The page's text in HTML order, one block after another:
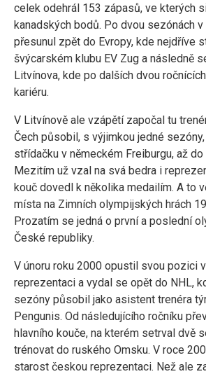
celek odehrál 153 zápasů, ve kterých
kanadských bodů. Po dvou sezónách
přesunul zpět do Evropy, kde nejdříve
švýcarském klubu EV Zug a následně
Litvínova, kde po dalších dvou
kariéru.
V Litvínově ale vzápětí započal tu
Čech působil, s výjimkou jedné
střídačku v německém Freiburgu, až do
Mezitím už vzal na svá bedra i
kouč dovedl k několika medailím. A to
místa na Zimních olympijských hrách
Prozatím se jedná o první a poslední
České republiky.
V únoru roku 2000 opustil svou pozici
reprezentaci a vydal se opět do NHL,
sezóny působil jako asistent trenéra
Pengunis. Od následujícího ročníku
hlavního kouče, na kterém setrval dvě
trénovat do ruského Omsku. V roce
starost českou reprezentaci. Než ale